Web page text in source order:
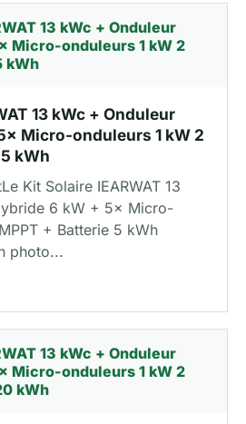
13 kWc + Onduleur
Micro-onduleurs 1 kW 2
kWh
Kit Solaire IEARWAT 13
6 kW + 5× Micro-
+ Batterie 5 kWh
photo...